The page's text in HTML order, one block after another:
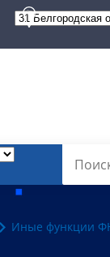
Иные функции